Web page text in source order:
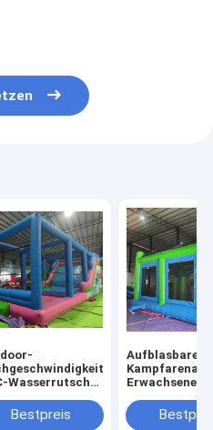
Wasserrutsche
Bestpreis
Aufblasbare
Kampfarena
Erwachsene
Aufblasbare
Gladiatoren